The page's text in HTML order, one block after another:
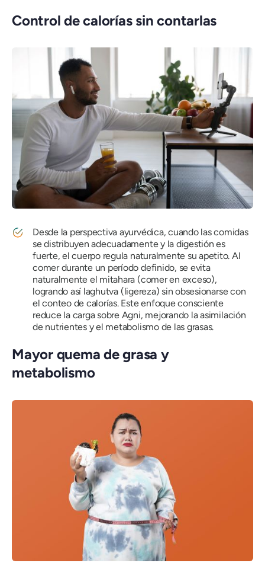
Control de calorías sin contarlas
Desde la perspectiva ayurvédica, cuando las comidas
se distribuyen adecuadamente y la digestión es
fuerte, el cuerpo regula naturalmente su apetito. Al
comer durante un período definido, se evita
naturalmente el mitahara (comer en exceso),
logrando así laghutva(ligereza) sin obsesionarse con
el conteo de calorías. Este enfoque consciente
reduce la carga sobre Agni, mejorando la asimilación
de nutrientes y el metabolismo de las grasas.
Mayor quema de grasa y
metabolismo